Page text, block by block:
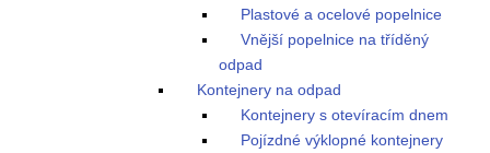
Plastové a ocelové popelnice
Vnější popelnice na tříděný
odpad
Kontejnery na odpad
Kontejnery s otevíracím dnem
Pojízdné výklopné kontejnery